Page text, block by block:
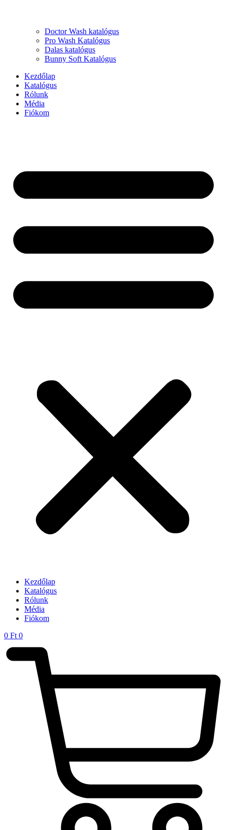
Doctor Wash katalógus
Pro Wash Katalógus
Dalas katalógus
Bunny Soft Katalógus
Kezdőlap
Katalógus
Rólunk
Média
Fiókom
Kezdőlap
Katalógus
Rólunk
Média
Fiókom
0 Ft 0